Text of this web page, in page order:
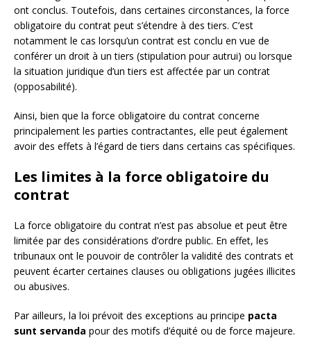
ont conclus. Toutefois, dans certaines circonstances, la force
obligatoire du contrat peut s’étendre à des tiers. C’est
notamment le cas lorsqu’un contrat est conclu en vue de
conférer un droit à un tiers (stipulation pour autrui) ou lorsque
la situation juridique d’un tiers est affectée par un contrat
(opposabilité).
Ainsi, bien que la force obligatoire du contrat concerne
principalement les parties contractantes, elle peut également
avoir des effets à l’égard de tiers dans certains cas spécifiques.
Les limites à la force obligatoire du
contrat
La force obligatoire du contrat n’est pas absolue et peut être
limitée par des considérations d’ordre public. En effet, les
tribunaux ont le pouvoir de contrôler la validité des contrats et
peuvent écarter certaines clauses ou obligations jugées illicites
ou abusives.
Par ailleurs, la loi prévoit des exceptions au principe pacta
sunt servanda pour des motifs d’équité ou de force majeure.